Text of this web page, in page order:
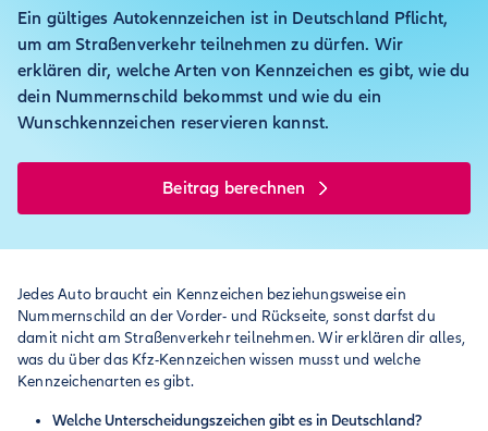
Ein gültiges Autokennzeichen ist in Deutschland Pflicht,
um am Straßenverkehr teilnehmen zu dürfen. Wir
erklären dir, welche Arten von Kennzeichen es gibt, wie du
dein Nummernschild bekommst und wie du ein
Wunschkennzeichen reservieren kannst.
Beitrag berechnen
Jedes Auto braucht ein Kennzeichen beziehungsweise ein
Nummernschild an der Vorder- und Rückseite, sonst darfst du
damit nicht am Straßenverkehr teilnehmen. Wir erklären dir alles,
was du über das Kfz-Kennzeichen wissen musst und welche
Kennzeichenarten es gibt.
Welche Unterscheidungszeichen gibt es in Deutschland?